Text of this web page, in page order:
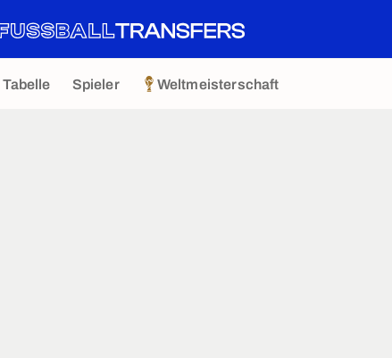
Tabelle Spieler Weltmeisterschaft